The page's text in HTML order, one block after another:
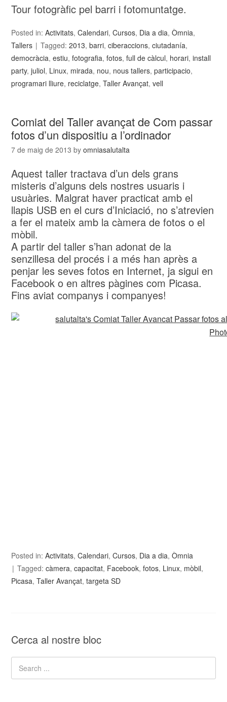
Tour fotogràfic pel barri i fotomuntatge.
Posted in:Activitats,Calendari,Cursos, Dia a dia,Òmnia,
Tallers
Tagged:2013,barri,ciberaccions,ciutadanía,
democràcia,estiu,fotografia,fotos,full de càlcul, horari,install
party,juliol, Linux, mirada, nou, nous tallers,participacio,
programari lliure, reciclatge,Taller Avançat,vell
Comiat del Taller avançat de Com passar
fotos d’un dispositiu a l’ordinador
7 de maig de 2013 byomniasalutalta
Aquest taller tractava d’un dels grans
misteris d’alguns dels nostres usuaris i
usuàries. Malgrat haver practicat amb el
llapis USB en el curs d’Iniciació, no s’atrevien
a fer el mateix amb la càmera de fotos o el
mòbil.
A partir del taller s’han adonat de la
senzillesa del procés i a més han après a
penjar les seves fotos en Internet, ja sigui en
Facebook o en altres pàgines com Picasa.
Fins aviat companys i companyes!
Posted in:Activitats,Calendari,Cursos, Dia a dia,Òmnia
Tagged:càmera,capacitat, Facebook,fotos, Linux, mòbil,
Picasa,Taller Avançat,targeta SD
Cerca al nostre bloc